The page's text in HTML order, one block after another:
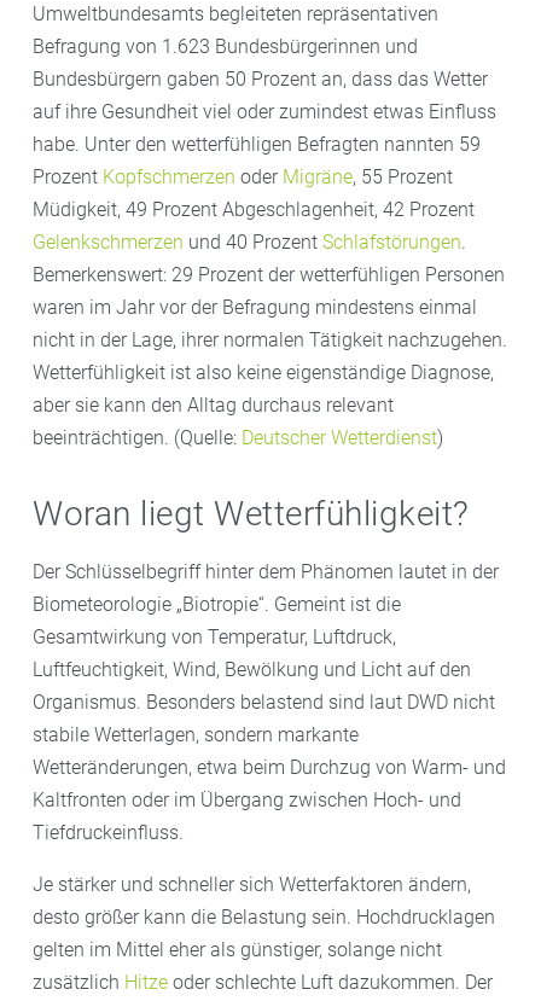
Umweltbundesamts begleiteten repräsentativen
Befragung von 1.623 Bundesbürgerinnen und
Bundesbürgern gaben 50 Prozent an, dass das Wetter
auf ihre Gesundheit viel oder zumindest etwas Einfluss
habe. Unter den wetterfühligen Befragten nannten 59
Prozent Kopfschmerzen oder Migräne, 55 Prozent
Müdigkeit, 49 Prozent Abgeschlagenheit, 42 Prozent
Gelenkschmerzen und 40 Prozent Schlafstörungen.
Bemerkenswert: 29 Prozent der wetterfühligen Personen
waren im Jahr vor der Befragung mindestens einmal
nicht in der Lage, ihrer normalen Tätigkeit nachzugehen.
Wetterfühligkeit ist also keine eigenständige Diagnose,
aber sie kann den Alltag durchaus relevant
beeinträchtigen. (Quelle: Deutscher Wetterdienst)
Woran liegt Wetterfühligkeit?
Der Schlüsselbegriff hinter dem Phänomen lautet in der
Biometeorologie „Biotropie“. Gemeint ist die
Gesamtwirkung von Temperatur, Luftdruck,
Luftfeuchtigkeit, Wind, Bewölkung und Licht auf den
Organismus. Besonders belastend sind laut DWD nicht
stabile Wetterlagen, sondern markante
Wetteränderungen, etwa beim Durchzug von Warm- und
Kaltfronten oder im Übergang zwischen Hoch- und
Tiefdruckeinfluss.
Je stärker und schneller sich Wetterfaktoren ändern,
desto größer kann die Belastung sein. Hochdrucklagen
gelten im Mittel eher als günstiger, solange nicht
zusätzlich Hitze oder schlechte Luft dazukommen. Der